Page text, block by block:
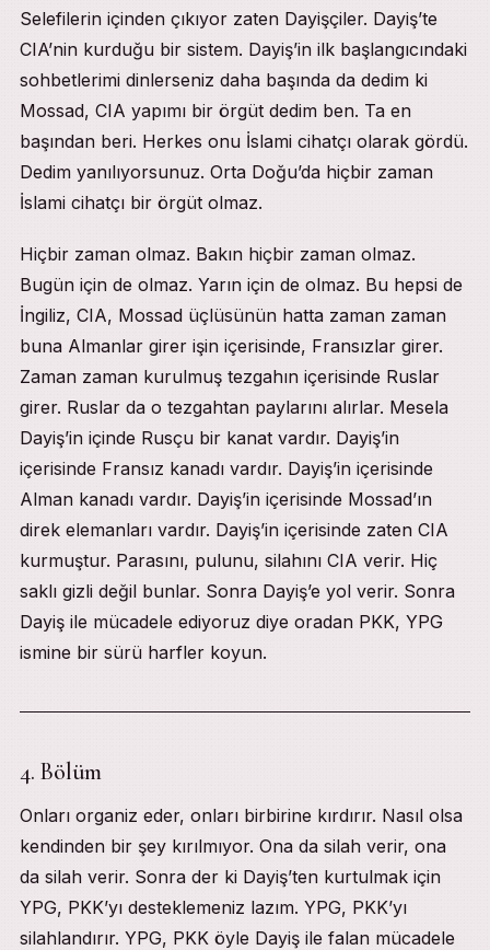
Selefilerin içinden çıkıyor zaten Dayişçiler. Dayiş’te
CIA’nin kurduğu bir sistem. Dayiş’in ilk başlangıcındaki
sohbetlerimi dinlerseniz daha başında da dedim ki
Mossad, CIA yapımı bir örgüt dedim ben. Ta en
başından beri. Herkes onu İslami cihatçı olarak gördü.
Dedim yanılıyorsunuz. Orta Doğu’da hiçbir zaman
İslami cihatçı bir örgüt olmaz.
Hiçbir zaman olmaz. Bakın hiçbir zaman olmaz.
Bugün için de olmaz. Yarın için de olmaz. Bu hepsi de
İngiliz, CIA, Mossad üçlüsünün hatta zaman zaman
buna Almanlar girer işin içerisinde, Fransızlar girer.
Zaman zaman kurulmuş tezgahın içerisinde Ruslar
girer. Ruslar da o tezgahtan paylarını alırlar. Mesela
Dayiş’in içinde Rusçu bir kanat vardır. Dayiş’in
içerisinde Fransız kanadı vardır. Dayiş’in içerisinde
Alman kanadı vardır. Dayiş’in içerisinde Mossad’ın
direk elemanları vardır. Dayiş’in içerisinde zaten CIA
kurmuştur. Parasını, pulunu, silahını CIA verir. Hiç
saklı gizli değil bunlar. Sonra Dayiş’e yol verir. Sonra
Dayiş ile mücadele ediyoruz diye oradan PKK, YPG
ismine bir sürü harfler koyun.
4. Bölüm
Onları organiz eder, onları birbirine kırdırır. Nasıl olsa
kendinden bir şey kırılmıyor. Ona da silah verir, ona
da silah verir. Sonra der ki Dayiş’ten kurtulmak için
YPG, PKK’yı desteklemeniz lazım. YPG, PKK’yı
silahlandırır. YPG, PKK öyle Dayiş ile falan mücadele